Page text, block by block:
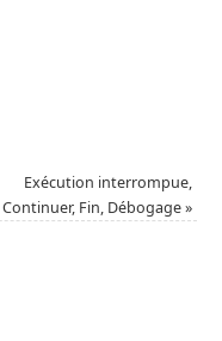
Exécution interrompue,
Continuer, Fin, Débogage»